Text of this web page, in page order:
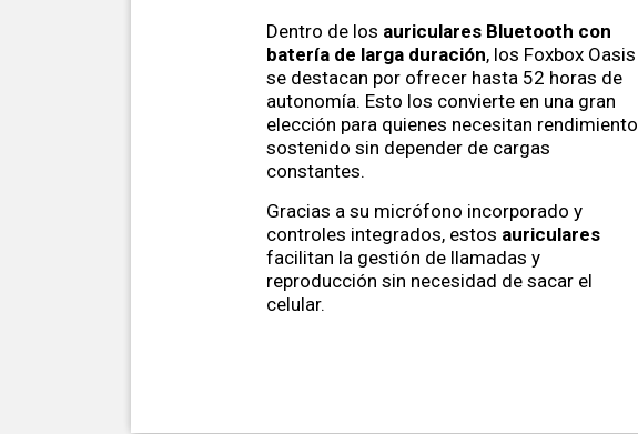
Dentro de los auriculares Bluetooth con
batería de larga duración, los Foxbox Oasis
se destacan por ofrecer hasta 52 horas de
autonomía. Esto los convierte en una gran
elección para quienes necesitan rendimiento
sostenido sin depender de cargas
constantes.
Gracias a su micrófono incorporado y
controles integrados, estos auriculares
facilitan la gestión de llamadas y
reproducción sin necesidad de sacar el
celular.